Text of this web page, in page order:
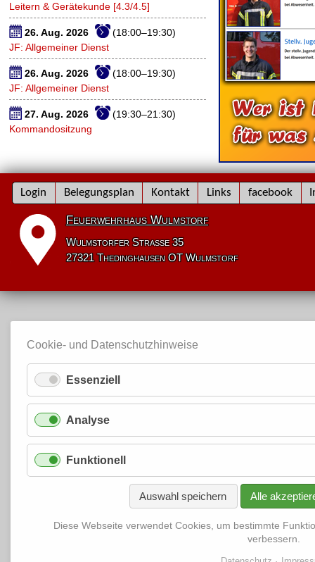
Leitern & Gerätekunde [4.3/4.5]
26. Aug. 2026
(18:00–19:30)
JF: Allgemeiner Dienst
26. Aug. 2026
(18:00–19:30)
JF: Allgemeiner Dienst
27. Aug. 2026
(19:30–21:30)
Kommandositzung
Navigation
überspringen
Login Belegungsplan Kontakt Links facebook
Feuerwehrhaus Wulmstorf
Wulmstorfer Straße 35
27321 Thedinghausen OT Wulmstorf
Cookie- und Datenschutzhinweise
Essenziell
Analyse
Funktionell
Auswahl speichern Alle
Diese Webseite verwendet Cookies, um bestimmte
verbessern.